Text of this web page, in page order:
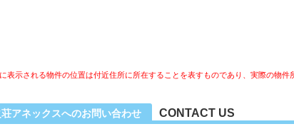
表示される物件の位置は付近住所に所在することを表すものであり、実際の物件
アネックスへのお問い合わせ CONTACT US